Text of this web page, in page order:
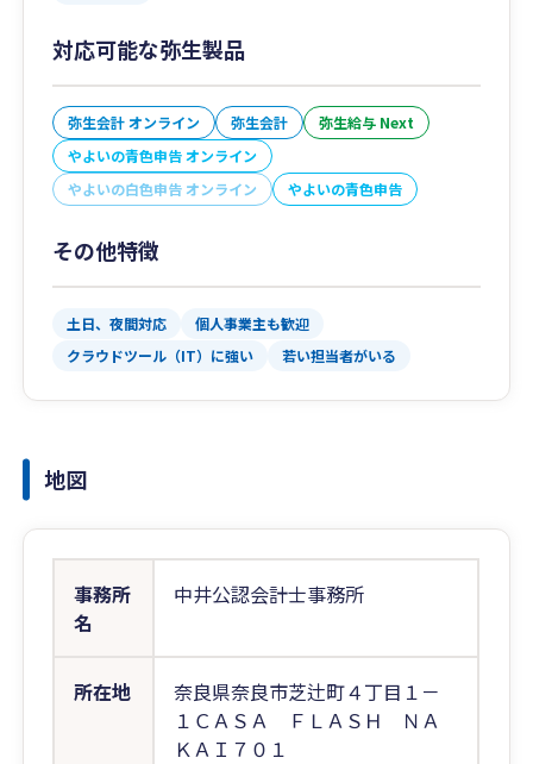
対応可能な弥生製品
弥生会計 オンライン 弥生会計
弥生給与 Next
やよいの青色申告 オンライン
やよいの白色申告 オンライン
やよいの青色申告
その他特徴
土日、夜間対応
個人事業主も歓迎
クラウドツール（IT）に強い
若い担当者がいる
地図
事務所
名
中井公認会計士事務所
所在地
奈良県奈良市芝辻町４丁目１－
１ＣＡＳＡ ＦＬＡＳＨ ＮＡ
ＫＡＩ７０１